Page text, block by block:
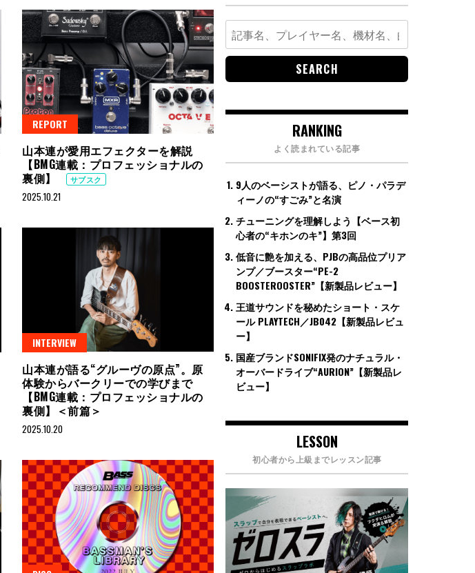
REPORT
山本連が愛用エフェクターを解説
【BMG連載：プロフェッショナルの
裏側】
サブスク
2025.10.21
INTERVIEW
山本連が語る“グルーヴの原点”。原
体験からバークリーでの学びまで
【BMG連載：プロフェッショナルの
裏側】＜前篇＞
2025.10.20
Search
for:
RANKING
よく読まれている記事
9人のベーシストが語る、ピノ・パラデ
ィーノの“すごみ”と名演
チューニングを理解しよう【ベース初
心者の“キホンのキ”】第3回
低音に艶を加える、PJBの高品位プリア
ンプ／ブースター“PE-2
BOOSTEROOSTER”【新製品レビュー】
王道サウンドを秘めたショート・スケ
ール PLAYTECH／JB042【新製品レビュ
ー】
国産ブランドSONIFIX発のナチュラル・
オーバードライブ“AURION”【新製品レ
ビュー】
LESSON
初心者から上級までレッスン記事